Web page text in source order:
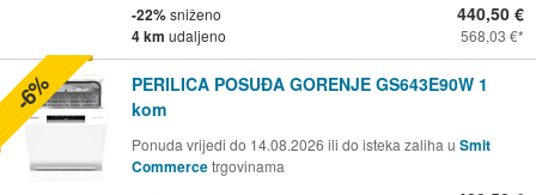
-22%sniženo
4 km udaljeno
440,50 €
568,03 €
PERILICA POSUĐA GORENJE GS643E90W 1
kom
Ponuda vrijedi do 14.08.2026 ili do isteka zaliha u Smit
Commercetrgovinama
-6%